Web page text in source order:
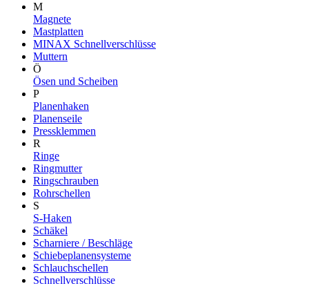
M
Magnete
Mastplatten
MINAX Schnellverschlüsse
Muttern
Ö
Ösen und Scheiben
P
Planenhaken
Planenseile
Pressklemmen
R
Ringe
Ringmutter
Ringschrauben
Rohrschellen
S
S-Haken
Schäkel
Scharniere / Beschläge
Schiebeplanensysteme
Schlauchschellen
Schnellverschlüsse